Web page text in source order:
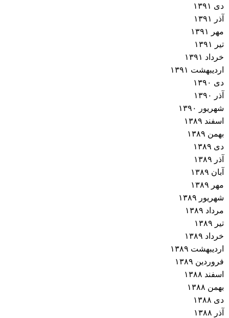
دی ۱۳۹۱
آذر ۱۳۹۱
مهر ۱۳۹۱
تیر ۱۳۹۱
خرداد ۱۳۹۱
اردیبهشت ۱۳۹۱
دی ۱۳۹۰
آذر ۱۳۹۰
شهریور ۱۳۹۰
اسفند ۱۳۸۹
بهمن ۱۳۸۹
دی ۱۳۸۹
آذر ۱۳۸۹
آبان ۱۳۸۹
مهر ۱۳۸۹
شهریور ۱۳۸۹
مرداد ۱۳۸۹
تیر ۱۳۸۹
خرداد ۱۳۸۹
اردیبهشت ۱۳۸۹
فروردین ۱۳۸۹
اسفند ۱۳۸۸
بهمن ۱۳۸۸
دی ۱۳۸۸
آذر ۱۳۸۸